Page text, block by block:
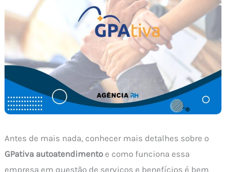
Antes de mais nada, conhecer mais detalhes sobre o
GPativa autoatendimento e como funciona essa
empresa em questão de serviços e benefícios é bem